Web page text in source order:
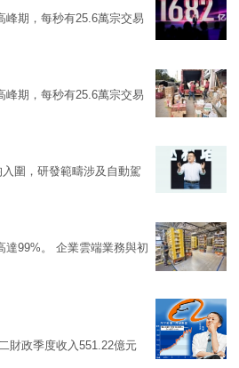
峰期，每秒有25.6萬宗交易
峰期，每秒有25.6萬宗交易
圍，研發範疇涉及自動駕
達99%。 企業雲端業務與初
財政季度收入551.22億元